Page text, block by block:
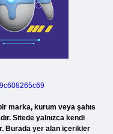
marka, kurum veya şahıs
Sitede yalnızca kendi
Burada yer alan içerikler